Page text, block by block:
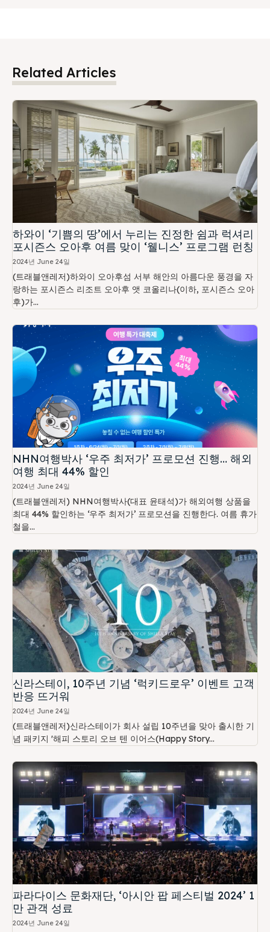
Related Articles
하와이 ‘기쁨의 땅’에서 누리는 진정한 쉼과 럭셔리
포시즌스 오아후 여름 맞이 ‘웰니스’ 프로그램 런칭
2024년 June 24일
(트래블앤레저)하와이 오아후섬 서부 해안의 아름다운 풍경을 자
랑하는 포시즌스 리조트 오아후 앳 코올리나(이하, 포시즌스 오아
후)가...
NHN여행박사 ‘우주 최저가’ 프로모션 진행… 해외
여행 최대 44% 할인
2024년 June 24일
(트래블앤레저) NHN여행박사(대표 윤태석)가 해외여행 상품을
최대 44% 할인하는 ‘우주 최저가’ 프로모션을 진행한다. 여름 휴가
철을...
신라스테이, 10주년 기념 ‘럭키드로우’ 이벤트 고객
반응 뜨거워
2024년 June 24일
(트래블앤레저)신라스테이가 회사 설립 10주년을 맞아 출시한 기
념 패키지 '해피 스토리 오브 텐 이어스(Happy Story...
파라다이스 문화재단, ‘아시안 팝 페스티벌 2024’ 1
만 관객 성료
2024년 June 24일